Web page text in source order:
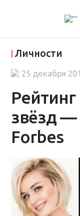
Личности
Рейтинг
звёзд —
Forbes
25 декабря